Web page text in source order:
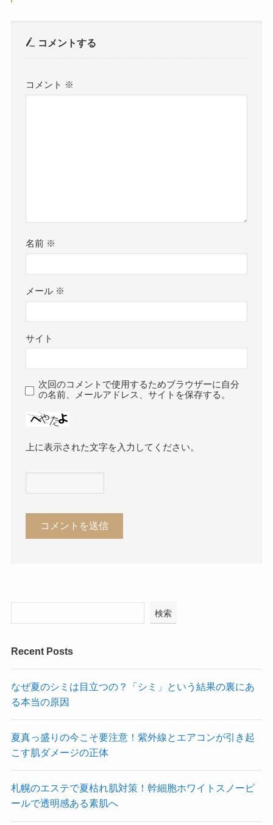
コメントする
コメント ※
名前 ※
メール ※
サイト
次回のコメントで使用するためブラウザーに自分
の名前、メールアドレス、サイトを保存する。
上に表示された文字を入力してください。
検索
Recent Posts
なぜ夏のシミは目立つの？「シミ」という結果の裏にあ
る本当の原因
夏真っ盛りの今こそ要注意！紫外線とエアコンが引き起
こす肌ダメージの正体
札幌のエステで夏枯れ肌対策！幹細胞ホワイトスノーピ
ールで透明感ある素肌へ